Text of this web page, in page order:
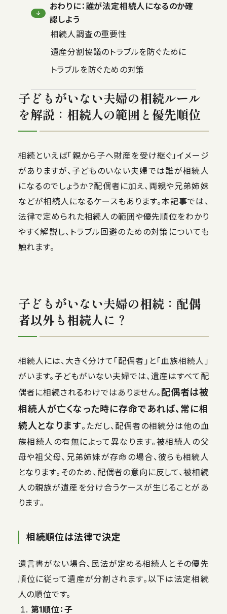
おわりに：誰が法定相続人になるのか確
認しよう
相続人調査の重要性
遺産分割協議のトラブルを防ぐために
トラブルを防ぐための対策
子どもがいない夫婦の相続ルール
を解説：相続人の範囲と優先順位
相続といえば「親から子へ財産を受け継ぐ」イメージ
がありますが、子どものいない夫婦では誰が相続人
になるのでしょうか？配偶者に加え、両親や兄弟姉妹
などが相続人になるケースもあります。本記事では、
法律で定められた相続人の範囲や優先順位をわかり
やすく解説し、トラブル回避のための対策についても
触れます。
子どもがいない夫婦の相続：配偶
者以外も相続人に？
相続人には、大きく分けて「配偶者」と「血族相続人」
がいます。子どもがいない夫婦では、遺産はすべて配
偶者に相続されるわけではありません。配偶者は被
相続人が亡くなった時に存命であれば、常に相
続人となります。ただし、配偶者の相続分は他の血
族相続人の有無によって異なります。被相続人の父
母や祖父母、兄弟姉妹が存命の場合、彼らも相続人
となります。そのため、配偶者の意向に反して、被相続
人の親族が遺産を分け合うケースが生じることがあ
ります。
相続順位は法律で決定
遺言書がない場合、民法が定める相続人とその優先
順位に従って遺産が分割されます。以下は法定相続
人の順位です。
第1順位：子